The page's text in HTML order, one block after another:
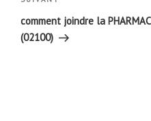
suivant
comment joindre la
(02100)